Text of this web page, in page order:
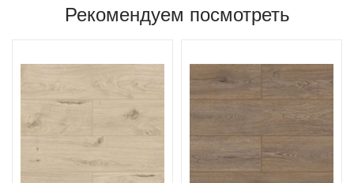
Рекомендуем посмотреть